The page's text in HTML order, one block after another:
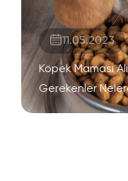
11.05.2023
Köpek Maması
Gerekenler